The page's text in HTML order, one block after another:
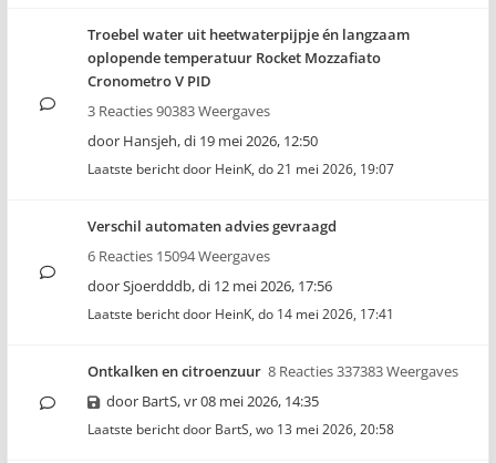
Troebel water uit heetwaterpijpje én langzaam
oplopende temperatuur Rocket Mozzafiato
Cronometro V PID
3 Reacties 90383 Weergaves
door Hansjeh,di 19 mei 2026, 12:50
Laatste bericht door HeinK, do 21 mei 2026, 19:07
Verschil automaten advies gevraagd
6 Reacties 15094 Weergaves
doorSjoerdddb,di 12 mei 2026, 17:56
Laatste bericht door HeinK, do 14 mei 2026, 17:41
Ontkalken en citroenzuur 8 Reacties 337383 Weergaves
door BartS,vr 08 mei 2026, 14:35
Laatste bericht door BartS, wo 13 mei 2026, 20:58